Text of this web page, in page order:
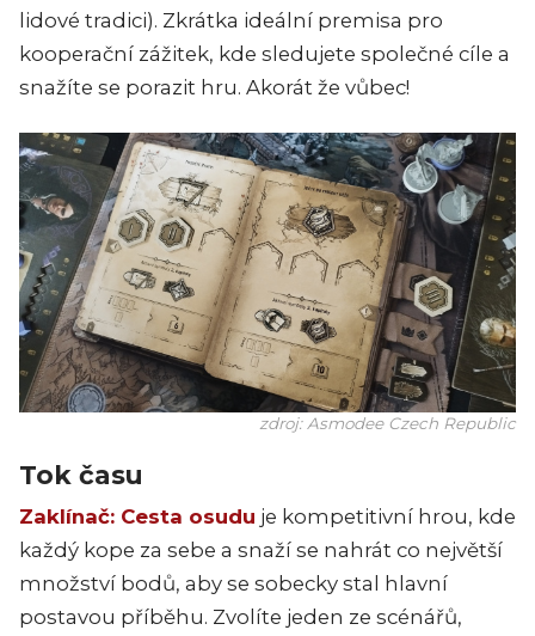
lidové tradici). Zkrátka ideální premisa pro
kooperační zážitek, kde sledujete společné cíle a
snažíte se porazit hru. Akorát že vůbec!
zdroj: Asmodee Czech Republic
Tok času
Zaklínač: Cesta osudu je kompetitivní hrou, kde
každý kope za sebe a snaží se nahrát co největší
množství bodů, aby se sobecky stal hlavní
postavou příběhu. Zvolíte jeden ze scénářů,